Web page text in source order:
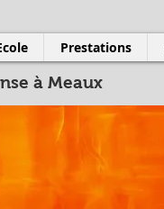
Prestations
à Meaux